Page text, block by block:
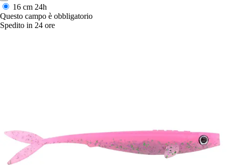
16 cm 24h
Questo campo è obbligatorio
Spedito in 24 ore